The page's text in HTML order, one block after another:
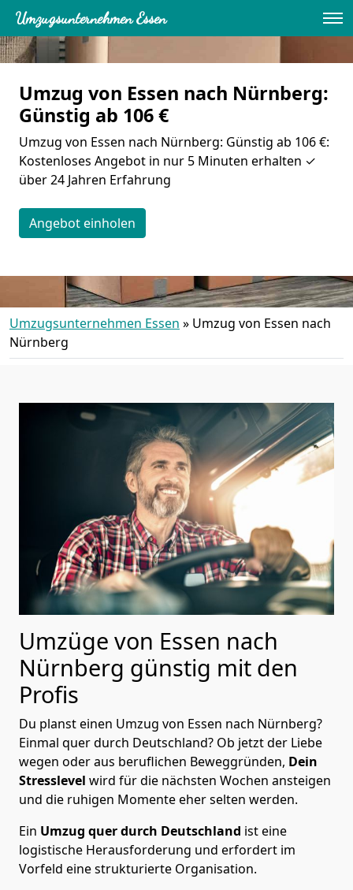
Umzugsunternehmen Essen
Umzug von Essen nach Nürnberg:
Günstig ab 106 €
Umzug von Essen nach Nürnberg: Günstig ab 106 €:
Kostenloses Angebot in nur 5 Minuten erhalten ✓
über 24 Jahren Erfahrung
Angebot einholen
Umzugsunternehmen Essen » Umzug von Essen nach
Nürnberg
Umzüge von Essen nach
Nürnberg günstig mit den
Profis
Du planst einen Umzug von Essen nach Nürnberg?
Einmal quer durch Deutschland? Ob jetzt der Liebe
wegen oder aus beruflichen Beweggründen, Dein
Stresslevel wird für die nächsten Wochen ansteigen
und die ruhigen Momente eher selten werden.
Ein Umzug quer durch Deutschland ist eine
logistische Herausforderung und erfordert im
Vorfeld eine strukturierte Organisation.